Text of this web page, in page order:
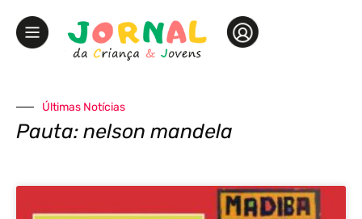
Últimas Notícias
Pauta: nelson mandela